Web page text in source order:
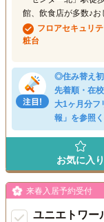
館、飲食店が多数♪
フロアセキュリ
粧台
◎住み替え
先着順・在
大1ヶ月分フ
報」を参照
お気に入り
来春入居予約受付
ユニエトワー